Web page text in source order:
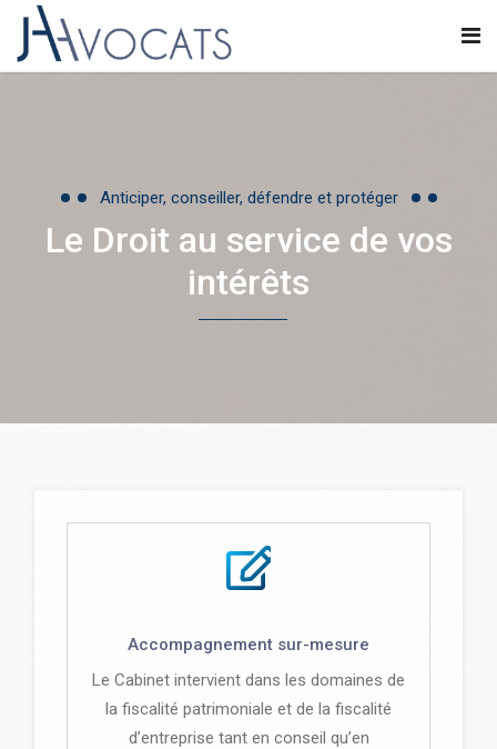
Anticiper, conseiller, défendre et protéger
Le Droit au service de vos
intérêts
Accompagnement sur-mesure
Le Cabinet intervient dans les domaines de
la fiscalité patrimoniale et de la fiscalité
d’entreprise tant en conseil qu’en